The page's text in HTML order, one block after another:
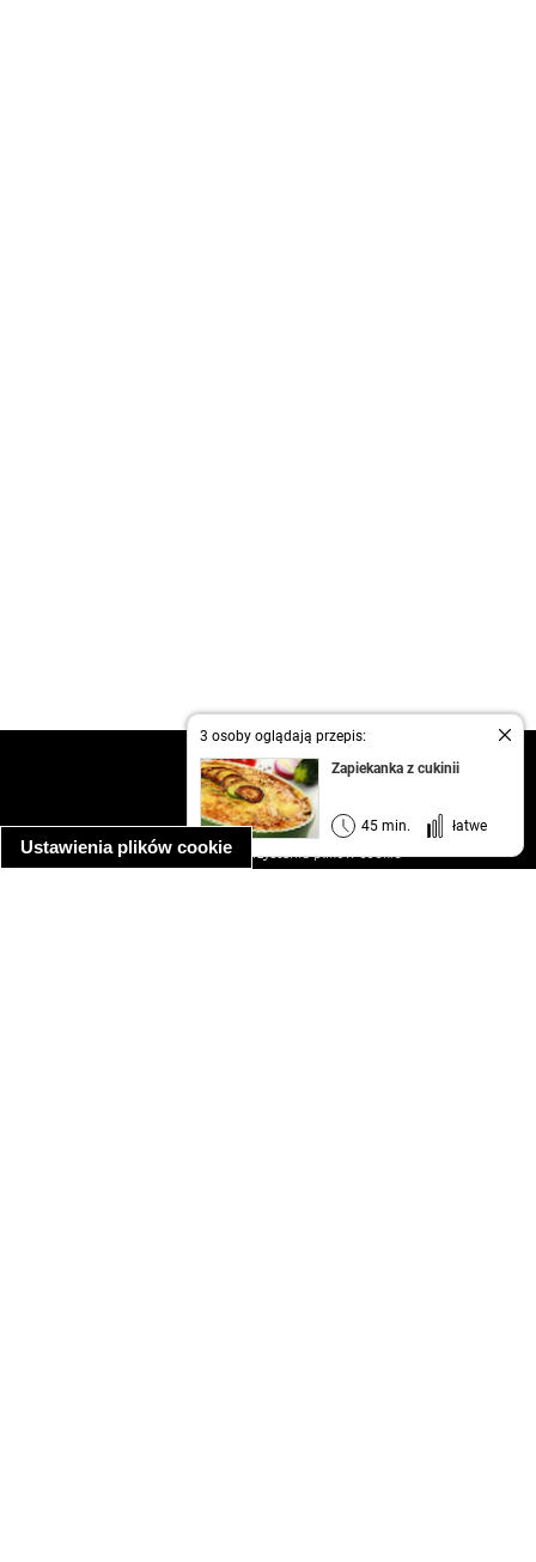
Ustawienia plików cookie
3 osoby oglądają przepis:
Zapiekanka z cukinii
45 min. łatwe
kontakt
regulamin
informacja o prywatności
informacja o wykorzystaniu plików cookie